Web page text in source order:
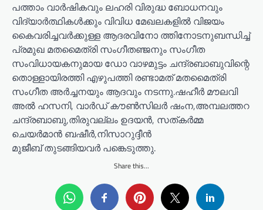
പത്താം വാർഷികവും ലഹരി വിരുദ്ധ ബോധനവും
വിദ്യാർത്ഥികൾക്കും വിവിധ മേഖലകളിൽ വിജയം
കൈവരിച്ചവർക്കുള്ള ആദരവിനോ ത്തിനോടനുബന്ധിച്ച്
പ്രമുഖ മതമൈത്രി സംഗീതഞ്ജനും സംഗീത
സംവിധായകനുമായ ഡോ വാഴമുട്ടം ചന്ദ്രബാബുവിന്റെ
തൊള്ളായിരത്തി എഴുപത്തി രണ്ടാമത് മതമൈത്രി
സംഗീത അർച്ചനയും ആദവും നടന്നു.ഷഹീർ മൗലവി
അൽ ഹസനി, വാർഡ് കൗൺസിലർ ഷംന,അമ്പലത്തറ
ചന്ദ്രബാബു,തിരുവല്ലം ഉദയൻ, സത്കർമ്മ
ചെയർമാൻ ബഷീർ,നിസാറുദ്ദീൻ
മുജീബ് തുടങ്ങിയവർ പങ്കെടുത്തു.
Share this...